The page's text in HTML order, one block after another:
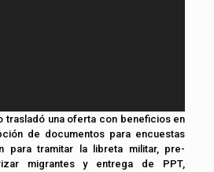
trasladó una oferta con beneficios en
de documentos para encuestas
para tramitar la libreta militar, pre-
migrantes y entrega de PPT,